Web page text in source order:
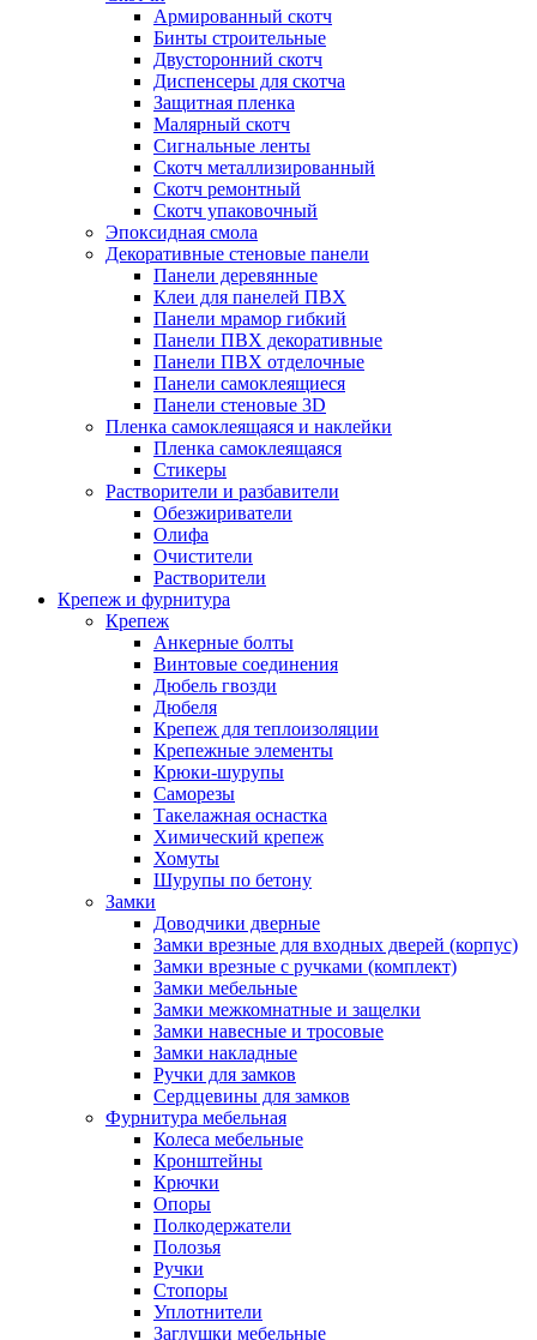
Армированный скотч
Бинты строительные
Двусторонний скотч
Диспенсеры для скотча
Защитная пленка
Малярный скотч
Сигнальные ленты
Скотч металлизированный
Скотч ремонтный
Скотч упаковочный
Эпоксидная смола
Декоративные стеновые панели
Панели деревянные
Клеи для панелей ПВХ
Панели мрамор гибкий
Панели ПВХ декоративные
Панели ПВХ отделочные
Панели самоклеящиеся
Панели стеновые 3D
Пленка самоклеящаяся и наклейки
Пленка самоклеящаяся
Стикеры
Растворители и разбавители
Обезжириватели
Олифа
Очистители
Растворители
Крепеж и фурнитура
Крепеж
Анкерные болты
Винтовые соединения
Дюбель гвозди
Дюбеля
Крепеж для теплоизоляции
Крепежные элементы
Крюки-шурупы
Саморезы
Такелажная оснастка
Химический крепеж
Хомуты
Шурупы по бетону
Замки
Доводчики дверные
Замки врезные для входных дверей (корпус)
Замки врезные с ручками (комплект)
Замки мебельные
Замки межкомнатные и защелки
Замки навесные и тросовые
Замки накладные
Ручки для замков
Сердцевины для замков
Фурнитура мебельная
Колеса мебельные
Кронштейны
Крючки
Опоры
Полкодержатели
Полозья
Ручки
Стопоры
Уплотнители
Заглушки мебельные